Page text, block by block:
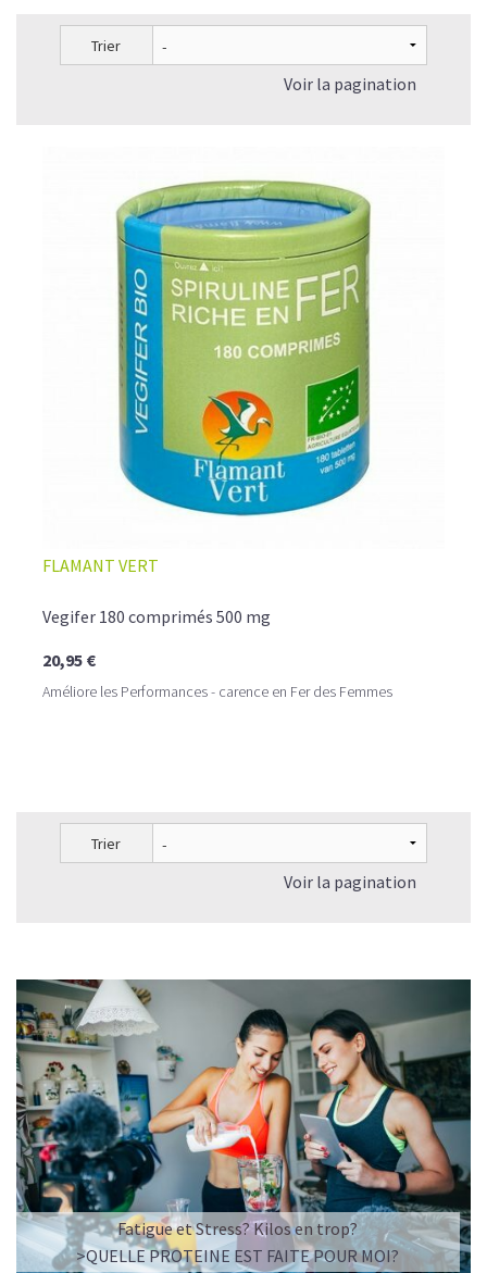
Trier
Voir la pagination
FLAMANT VERT
Vegifer 180 comprimés 500 mg
20,95 €
Améliore les Performances - carence en Fer des Femmes
Trier
Voir la pagination
Fatigue et Stress? Kilos en trop?
>QUELLE PROTEINE EST FAITE POUR MOI?